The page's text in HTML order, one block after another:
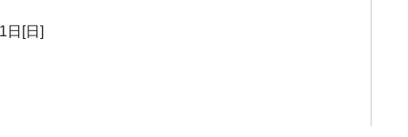
日[日]